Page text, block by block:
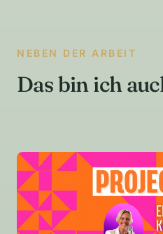
NEBEN DER ARBEIT
Das bin ich